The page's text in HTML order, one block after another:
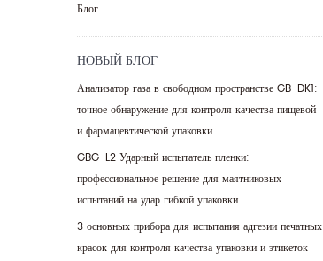
Блог
НОВЫЙ БЛОГ
Анализатор газа в свободном пространстве GB-DK1:
точное обнаружение для контроля качества пищевой
и фармацевтической упаковки
GBG-L2 Ударный испытатель пленки:
профессиональное решение для маятниковых
испытаний на удар гибкой упаковки
3 основных прибора для испытания адгезии печатных
красок для контроля качества упаковки и этикеток